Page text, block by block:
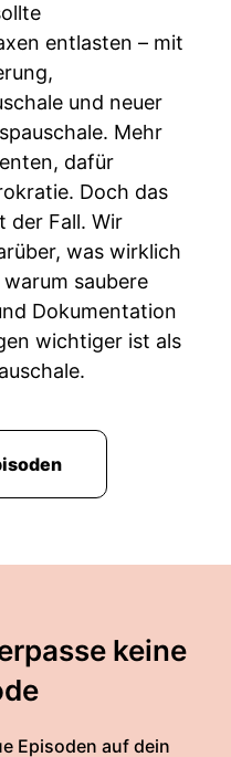
entlasten – mit
und neuer
Mehr
dafür
Doch das
der Fall. Wir
was wirklich
saubere
Dokumentation
wichtiger ist als
keine
Episoden auf dein